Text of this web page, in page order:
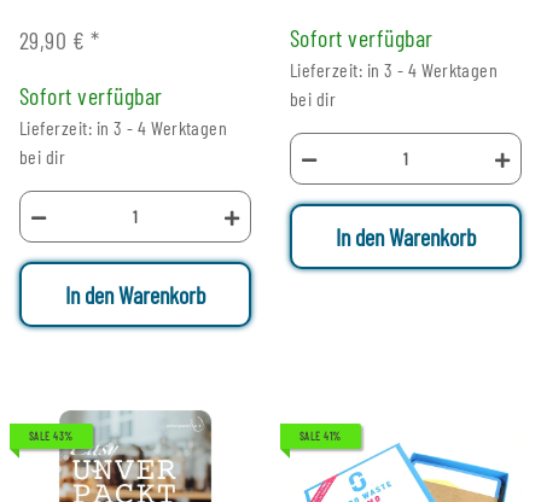
29,90 € *
Sofort verfügbar
Lieferzeit: in 3 - 4 Werktagen
bei dir
In den Warenkorb
Sofort verfügbar
Lieferzeit: in 3 - 4 Werktagen
bei dir
In den Warenkorb
SALE 43% SALE 41%